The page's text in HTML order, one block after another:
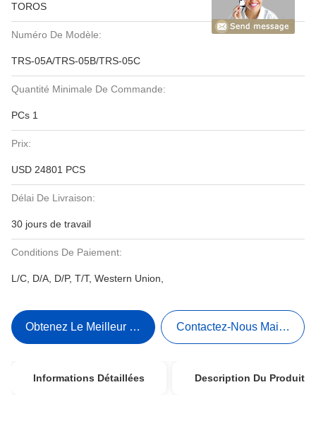
TOROS
Numéro De Modèle:
TRS-05A/TRS-05B/TRS-05C
Quantité Minimale De Commande:
PCs 1
Prix:
USD 24801 PCS
Délai De Livraison:
30 jours de travail
Conditions De Paiement:
L/C, D/A, D/P, T/T, Western Union,
Obtenez Le Meilleur Prix Contactez-Nous Maintenant
Informations Détaillées Description Du Produit